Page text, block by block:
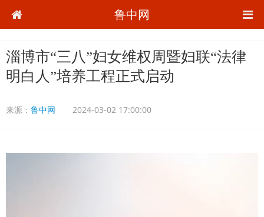
鲁中网
淄博市“三八”妇女维权周暨妇联“法律
明白人”培养工程正式启动
来源： 鲁中网 2024-03-02 17:00:00